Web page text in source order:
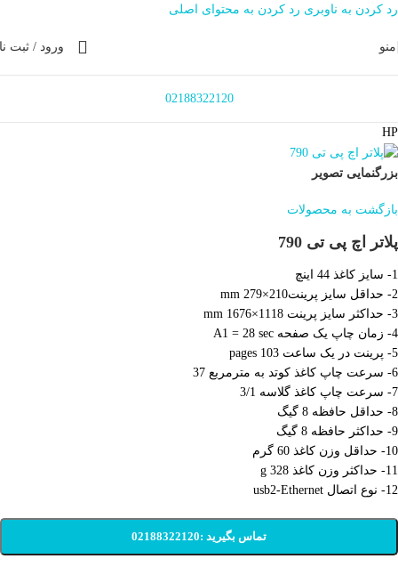
رد کردن به ناوبری رد کردن به محتوای اصلی
منو ورود / ثبت
02188322120
HP
بزرگنمایی تصویر
بازگشت به محصولات
پلاتر اچ پی تی 790
1- سایز کاغذ 44 اینچ
2- حداقل سایز پرینت210×279 mm
3- حداکثر سایز پرینت 1118×1676 mm
4- زمان چاپ یک صفحه A1 = 28 sec
5- پرینت در یک ساعت 103 pages
6- سرعت چاپ کاغذ کوتد به مترمربع 37
7- سرعت چاپ کاغذ گلاسه 3/1
8- حداقل حافظه 8 گیگ
9- حداکثر حافظه 8 گیگ
10- حداقل وزن کاغذ 60 گرم
11- حداکثر وزن کاغذ 328 g
12- نوع اتصال usb2-Ethernet
تماس بگیرید :02188322120